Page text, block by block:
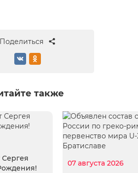
Поделиться
также
07 августа 2026